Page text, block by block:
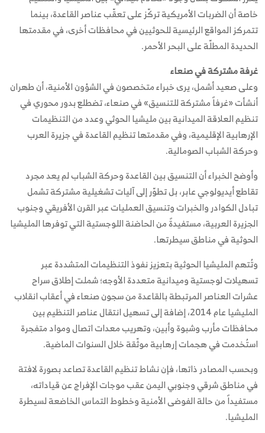
خاصة أن الضربات الأمريكية تركّز على تعقّب عناصر القاعدة، بينما
تتمركز المواقع الرئيسية للحوثيين في محافظات أخرى، في مقدمتها
الحديدة المطلّة على البحر الأحمر.
غرفة مشتركة في صنعاء
وعلى صعيد أشمل، يرى خبراء متخصصون في الشؤون الأمنية، أن طهران
أنشأت «غرفاً مشتركة للتنسيق» في صنعاء، تضطلع بدور محوري في
تنظيم العلاقة الميدانية بين مليشيا الحوثي وعدد من التنظيمات
الإرهابية الإقليمية، وفي مقدمتها تنظيم القاعدة في جزيرة العرب
وحركة الشباب الصومالية.
وأوضح الخبراء أن التنسيق بين القاعدة وحركة الشباب لم يعد مجرد
تقاطع أيديولوجي عابر، بل تطوّر إلى آليات تشغيلية مشتركة تشمل
تبادل الكوادر والخبرات وتنسيق العمليات عبر القرن الأفريقي وجنوب
الجزيرة العربية، مستفيدةً من الحاضنة اللوجستية التي توفرها المليشيا
الحوثية في مناطق سيطرتها.
وتُتهم المليشيا الحوثية بتعزيز نفوذ التنظيمات المتشددة عبر
تسهيلات لوجستية وميدانية متعددة الأوجه؛ شملت إطلاق سراح
عشرات العناصر المرتبطة بالقاعدة من سجون صنعاء في أعقاب انقلاب
المليشيا عام 2014، إضافة إلى تسهيل انتقال عناصر التنظيم بين
محافظات مأرب وشبوة وأبين، وتهريب معدات اتصال ومواد متفجرة
استُخدمت في هجمات إرهابية موثّقة خلال السنوات الماضية.
وبحسب المصادر ذاتها، فإن نشاط تنظيم القاعدة تصاعد بصورة لافتة
في مناطق شرقي وجنوبي اليمن عقب موجات الإفراج عن قياداته،
مستفيداً من حالة الفوضى الأمنية وخطوط التماس الخاضعة لسيطرة
المليشيا.